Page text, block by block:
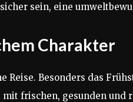
sein, eine
Charakter
Reise. Besonders das
frischen, gesunden und